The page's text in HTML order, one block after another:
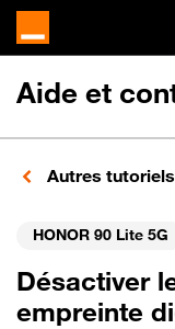
Aide et
Autres tutoriels
HONOR 90 Lite 5G
Désactiver
empreinte